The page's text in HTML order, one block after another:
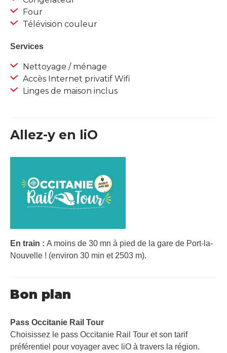
Four
Télévision couleur
Services
Nettoyage / ménage
Accès Internet privatif Wifi
Linges de maison inclus
Allez-y en liO
En train : A moins de 30 mn à pied de la gare de Port-la-
Nouvelle ! (environ 30 min et 2503 m).
Bon plan
Pass Occitanie Rail Tour​
Choisissez le pass Occitanie Rail Tour et son tarif
préférentiel pour voyager avec liO à travers la région.